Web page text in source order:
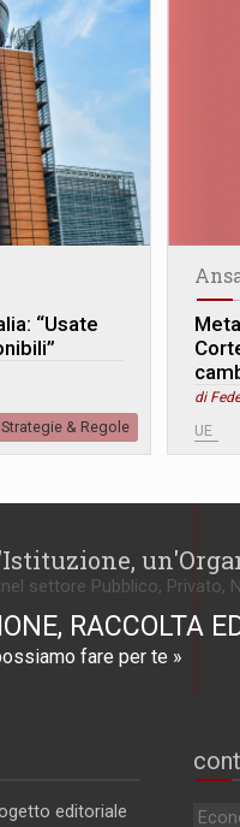
“Usate
Strategie & Regole
di
UE
settore Pubblico, Privato,
RACCOLTA
fare per te »
editoriale